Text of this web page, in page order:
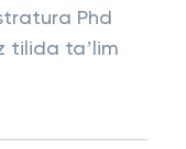
Phd
tilida taʼlim